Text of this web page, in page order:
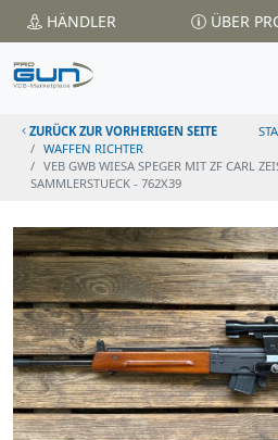
HÄNDLER ÜBER
ZURÜCK ZUR VORHERIGEN SEITE
WAFFEN RICHTER
VEB GWB WIESA SPEGER MIT ZF CARL
SAMMLERSTUECK - 762X39